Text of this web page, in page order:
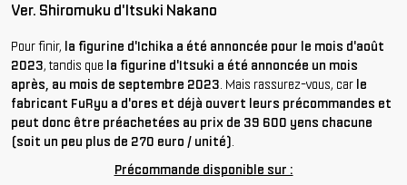
Ver. Shiromuku d'Itsuki Nakano
Pour finir, la figurine d'Ichika a été annoncée pour le mois d'août
2023, tandis que la figurine d'Itsuki a été annoncée un mois
après, au mois de septembre 2023. Mais rassurez-vous, car le
fabricant FuRyu a d'ores et déjà ouvert leurs précommandes et
peut donc être préachetées au prix de 39 600 yens chacune
(soit un peu plus de 270 euro / unité).
Précommande disponible sur :